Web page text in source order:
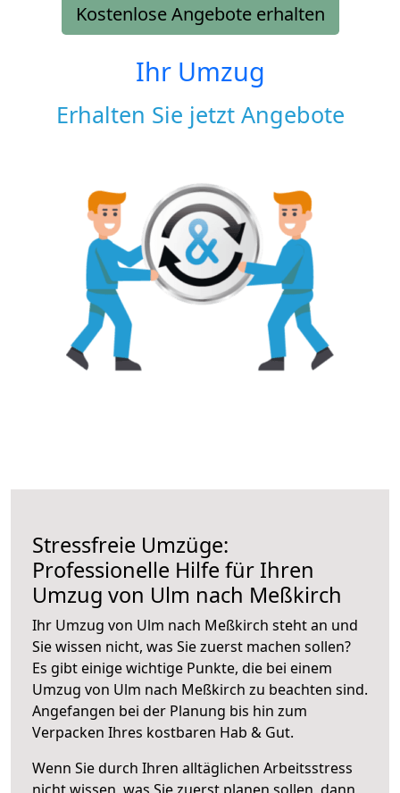
Kostenlose Angebote erhalten
Ihr Umzug
Erhalten Sie jetzt Angebote
Stressfreie Umzüge:
Professionelle Hilfe für Ihren
Umzug von Ulm nach Meßkirch
Ihr Umzug von Ulm nach Meßkirch steht an und
Sie wissen nicht, was Sie zuerst machen sollen?
Es gibt einige wichtige Punkte, die bei einem
Umzug von Ulm nach Meßkirch zu beachten sind.
Angefangen bei der Planung bis hin zum
Verpacken Ihres kostbaren Hab & Gut.
Wenn Sie durch Ihren alltäglichen Arbeitsstress